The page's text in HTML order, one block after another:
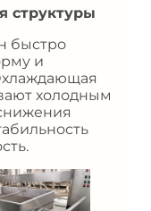
структуры
быстро
и
холодным